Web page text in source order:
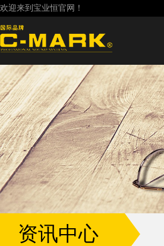
欢迎来到宝业恒官网！
资讯中心